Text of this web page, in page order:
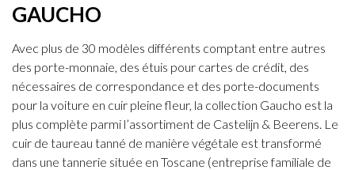
GAUCHO
Avec plus de 30 modèles différents comptant entre autres
des porte-monnaie, des étuis pour cartes de crédit, des
nécessaires de correspondance et des porte-documents
pour la voiture en cuir pleine fleur, la collection Gaucho est la
plus complète parmi l’assortiment de Castelijn & Beerens. Le
cuir de taureau tanné de manière végétale est transformé
dans une tannerie située en Toscane (entreprise familiale de